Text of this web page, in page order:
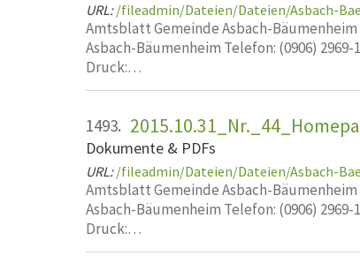
URL: /fileadmin/Dateien/Dateien/Asbach-
Amtsblatt Gemeinde Asbach-
Asbach-Bäumenheim Telefon: (0906)
Druck:…
1493.
Dokumente & PDFs
URL: /fileadmin/Dateien/Dateien/Asbach-
Amtsblatt Gemeinde Asbach-
Asbach-Bäumenheim Telefon: (0906)
Druck:…